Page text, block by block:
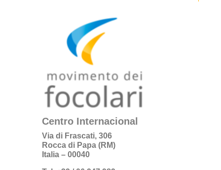
Centro Internacional
Via di Frascati, 306
Rocca di Papa (RM)
Italia – 00040